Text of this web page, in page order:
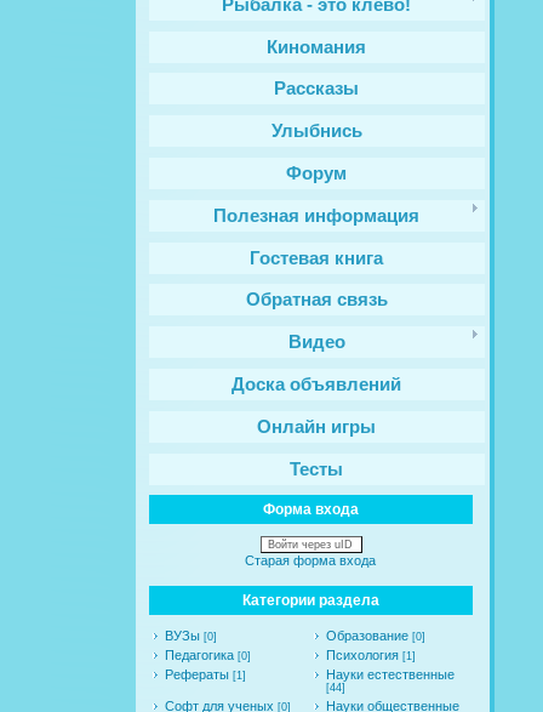
Рыбалка - это клёво!
Киномания
Рассказы
Улыбнись
Форум
Полезная информация
Гостевая книга
Обратная связь
Видео
Доска объявлений
Онлайн игры
Тесты
Форма входа
Войти через uID
Старая форма входа
Категории раздела
ВУЗы [0] Образование [0]
Педагогика [0] Психология [1]
Рефераты [1] Науки естественные
[44]
Софт для ученых [0] Науки общественные